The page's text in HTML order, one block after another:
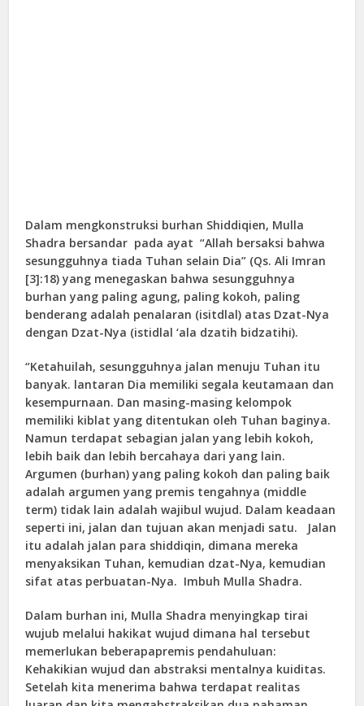
Dalam mengkonstruksi burhan Shiddiqien, Mulla
Shadra bersandar pada ayat “Allah bersaksi bahwa
sesungguhnya tiada Tuhan selain Dia” (Qs. Ali Imran
[3]:18) yang menegaskan bahwa sesungguhnya
burhan yang paling agung, paling kokoh, paling
benderang adalah penalaran (isitdlal) atas Dzat-Nya
dengan Dzat-Nya (istidlal ‘ala dzatih bidzatihi).
“Ketahuilah, sesungguhnya jalan menuju Tuhan itu
banyak. lantaran Dia memiliki segala keutamaan dan
kesempurnaan. Dan masing-masing kelompok
memiliki kiblat yang ditentukan oleh Tuhan baginya.
Namun terdapat sebagian jalan yang lebih kokoh,
lebih baik dan lebih bercahaya dari yang lain.
Argumen (burhan) yang paling kokoh dan paling baik
adalah argumen yang premis tengahnya (middle
term) tidak lain adalah wajibul wujud. Dalam keadaan
seperti ini, jalan dan tujuan akan menjadi satu. Jalan
itu adalah jalan para shiddiqin, dimana mereka
menyaksikan Tuhan, kemudian dzat-Nya, kemudian
sifat atas perbuatan-Nya. Imbuh Mulla Shadra.
Dalam burhan ini, Mulla Shadra menyingkap tirai
wujub melalui hakikat wujud dimana hal tersebut
memerlukan beberapapremis pendahuluan:
Kehakikian wujud dan abstraksi mentalnya kuiditas.
Setelah kita menerima bahwa terdapat realitas